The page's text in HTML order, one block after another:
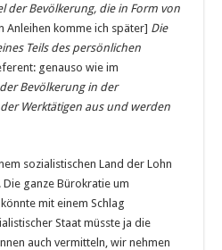
der Bevölkerung, die in Form von
Anleihen komme ich später] Die
Teils des persönlichen
genauso wie im
Bevölkerung in der
Werktätigen aus und werden
sozialistischen Land der Lohn
ganze Bürokratie um
mit einem Schlag
Staat müsste ja die
auch vermitteln, wir nehmen